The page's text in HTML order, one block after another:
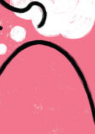
tej praktyki pojawia się
Dlatego do publikacji
dla samych
oraz troski o to, by
- propozycje
empatii dla siebie
a także ćwiczenia
potrzebne do zajęć,
przebiegu zajęć i